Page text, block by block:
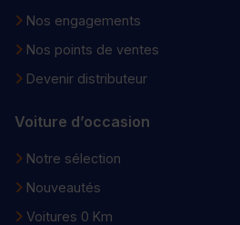
Nos engagements
Nos points de ventes
Devenir distributeur
Voiture d’occasion
Notre sélection
Nouveautés
Voitures 0 Km